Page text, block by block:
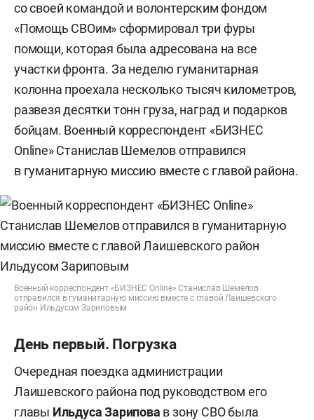
со своей командой и волонтерским фондом
«Помощь СВОим» сформировал три фуры
помощи, которая была адресована на все
участки фронта. За неделю гуманитарная
колонна проехала несколько тысяч километров,
развезя десятки тонн груза, наград и подарков
бойцам. Военный корреспондент «БИЗНЕС
Online» Станислав Шемелов отправился
в гуманитарную миссию вместе с главой района.
Военный корреспондент «БИЗНЕС Online» Станислав Шемелов
отправился в гуманитарную миссию вместе с главой Лаишевского
район Ильдусом Зариповым
День первый. Погрузка
Очередная поездка администрации
Лаишевского района под руководством его
главы Ильдуса Зарипова в зону СВО была